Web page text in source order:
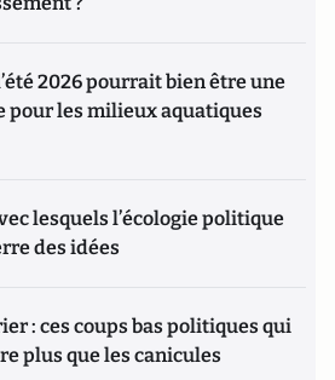
2026 pourrait bien être une
les milieux aquatiques
lesquels l’écologie politique
des idées
: ces coups bas politiques qui
plus que les canicules